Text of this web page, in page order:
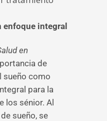
enfoque integral
en
de
sueño como
para la
los sénior. Al
sueño, se